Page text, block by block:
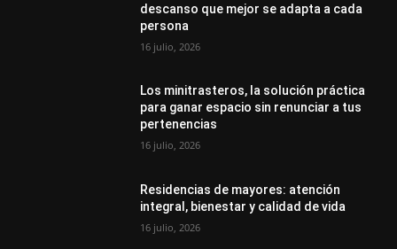
descanso que mejor se adapta a cada
persona
16 julio, 2026
Los minitrasteros, la solución práctica
para ganar espacio sin renunciar a tus
pertenencias
16 julio, 2026
Residencias de mayores: atención
integral, bienestar y calidad de vida
16 julio, 2026